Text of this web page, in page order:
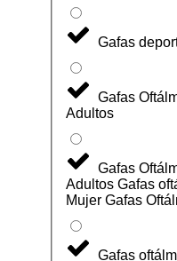
Gafas
Gafas
Adultos
Gafas
Adultos Gafas
Mujer Gafas
Gafas